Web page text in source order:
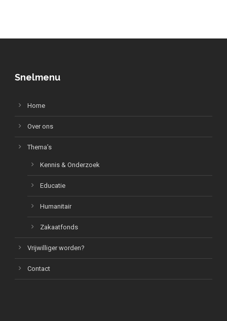
Snelmenu
Home
Over ons
Thema’s
Kennis & Onderzoek
Educatie
Humanitair
Zakaatfonds
Vrijwilliger worden?
Contact